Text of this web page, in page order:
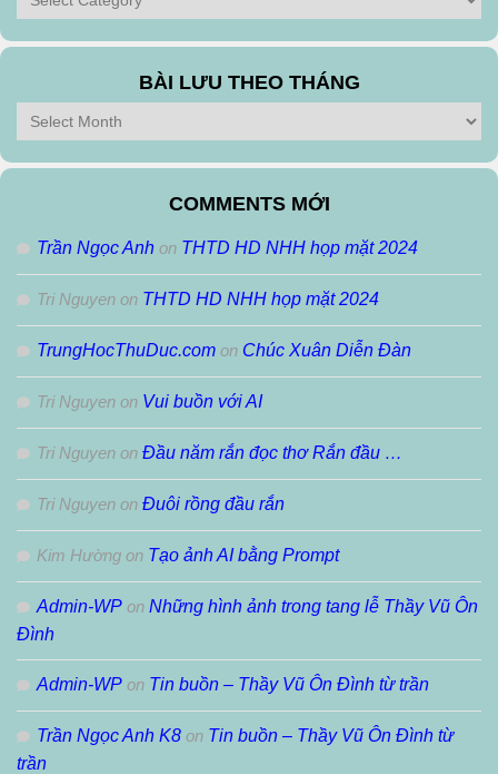
theo
Thể
BÀI LƯU THEO THÁNG
Bài
Lưu
Theo
COMMENTS MỚI
Trần Ngọc Anh on THTD HD NHH họp mặt 2024
Tri Nguyen on THTD HD NHH họp mặt 2024
TrungHocThuDuc.com on Chúc Xuân Diễn Đàn
Tri Nguyen on Vui buồn với AI
Tri Nguyen on Đầu năm rắn đọc thơ Rắn đầu …
Tri Nguyen on Đuôi rồng đầu rắn
Kim Hường on Tạo ảnh AI bằng Prompt
Admin-WP on Những hình ảnh trong tang lễ Thầy Vũ Ôn
Đình
Admin-WP on Tin buồn – Thầy Vũ Ôn Đình từ trần
Trần Ngọc Anh K8 on Tin buồn – Thầy Vũ Ôn Đình từ
trần